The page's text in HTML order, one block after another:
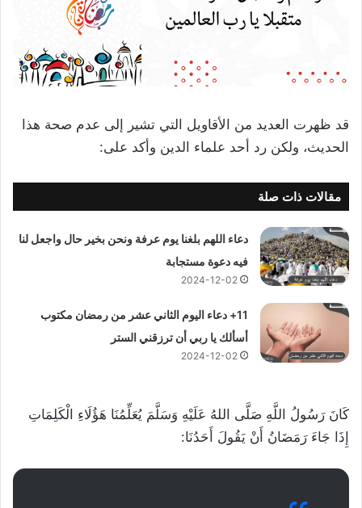
قد ظهرت العديد من الأقاويل التي تشير إلى عدم صحة هذا
الحديث، ولكن رد أحد علماء الدين وأكد على:
مقالات ذات صلة
دعاء اللهم بلغنا يوم عرفة ونحن بخير حال واجعل لنا
فيه دعوة مستجابة
2024-12-02
11+ دعاء اليوم الثاني عشر من رمضان مكتوب
أسألك يا ربي أن ترزقني الستر
2024-12-02
كَانَ رَسُولُ اللَّهِ صَلَّى اللهُ عَلَيْهِ وَسَلَّمَ يُعَلِّمُنَا هَؤُلَاءِ الْكَلِمَاتِ
إِذَا جَاءَ رَمَضَانُ أَنْ يَقُولَ أَحَدُنَا: